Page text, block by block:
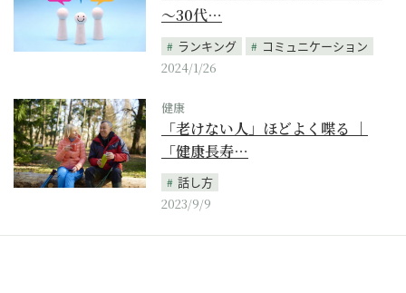
～30代…
ランキング
コミュニケーション
2024/1/26
健康
「老けない人」ほどよく喋る ｜
「健康長寿…
話し方
2023/9/9